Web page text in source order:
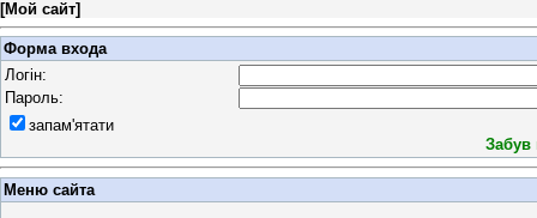
[Мой сайт]
Форма входа
Логін:
Пароль:
запам'ятати
Забув
Меню сайта